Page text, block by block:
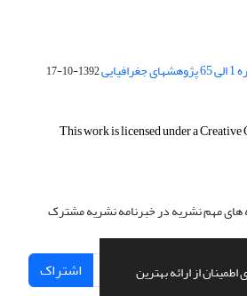
از ارائه بهترین
1392-10-17
This work is licensed under aCreative
های مهم نشریه در خبرنامه نشریه مشترک
اشتراک